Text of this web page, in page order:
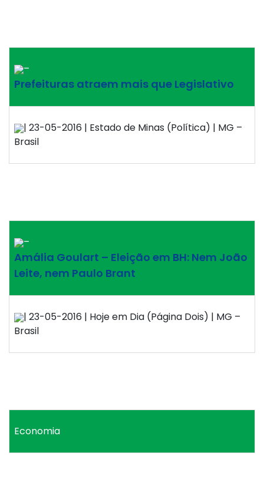
–
Prefeituras atraem mais que Legislativo
| 23-05-2016 | Estado de Minas (Política) | MG –
Brasil
–
Amália Goulart – Eleição em BH: Nem João
Leite, nem Paulo Brant
| 23-05-2016 | Hoje em Dia (Página Dois) | MG –
Brasil
Economia